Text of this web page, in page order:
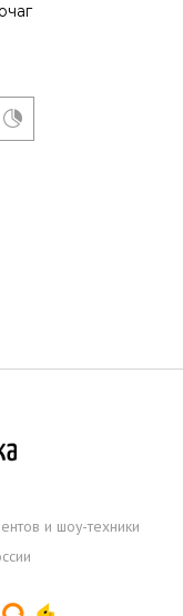
и шоу-техники